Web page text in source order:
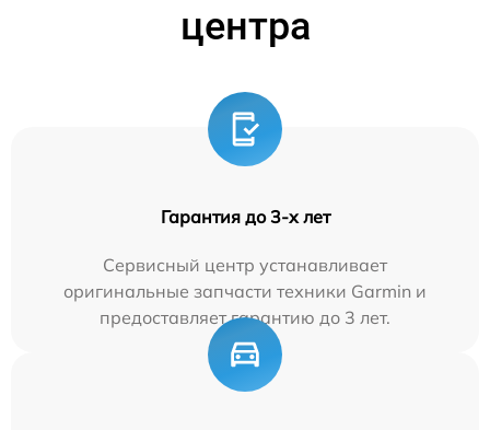
центра
Гарантия до 3-х лет
Сервисный центр устанавливает
оригинальные запчасти техники Garmin и
предоставляет гарантию до 3 лет.